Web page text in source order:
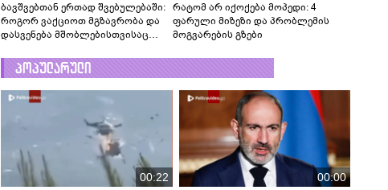
ბავშვებთან ერთად შვებულებაში:
როგორ ვაქციოთ მგზავრობა და
დასვენება მშობლებისთვისაც
რატომ არ იქოქება მოპედი: 4
ფარული მიზეზი და პრობლემის
მოგვარების გზები
პოპულარული
00:22 00:00